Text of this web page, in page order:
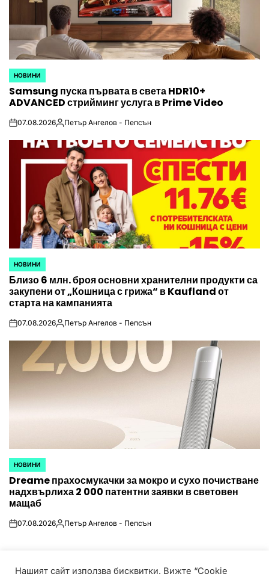
POSTED
IN
НОВИНИ
Samsung пуска първата в света HDR10+
ADVANCED стрийминг услуга в Prime Video
on07.08.2026PostedПетър Ангелов - Пепсън
POSTED
IN
НОВИНИ
Близо 6 млн. броя основни хранителни продукти са
закупени от „Кошница с грижа“ в Kaufland от
старта на кампанията
on07.08.2026PostedПетър Ангелов - Пепсън
POSTED
IN
НОВИНИ
Dreame прахосмукачки за мокро и сухо почистване
надхвърлиха 2 000 патентни заявки в световен
мащаб
on07.08.2026PostedПетър Ангелов - Пепсън
Нашият сайт използва бисквитки. Вижте “Cookie